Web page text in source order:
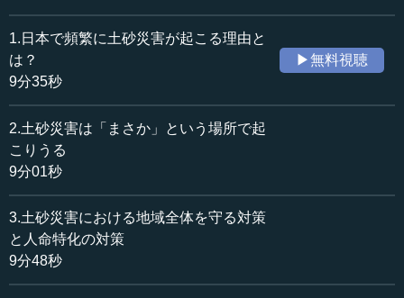
か。日本の国土と気象の特徴から考えていく。（全3話中第
1話）
収録日：2019年3月13日
追加日：2019年5月10日
カテゴリー：
社会・福祉
≪全文≫
●土石流によって人間社会に被害を与えることが土砂
災害
砂防・地すべり技術センターの池谷浩です。今日は、な
ぜ土砂災害は多発するかについてお話をします。最近、地
震や大雨のたびに、災害とりわけ土砂災害が話題になりま
す。そこで、土砂災害とはどのような災害なのか、また、
なぜ多発するかについて考えてみたいと思います。
1.日本で頻繁に土砂災害が起こる理由と
は？
9分35秒
▶無料視聴
2.土砂災害は「まさか」という場所で起
こりうる
9分01秒
3.土砂災害における地域全体を守る対策
と人命特化の対策
9分48秒